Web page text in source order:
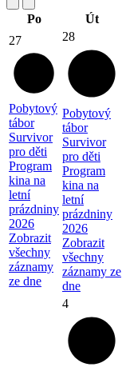
Po Út
27
Pobytový
tábor
Survivor
pro děti
Program
kina na
letní
prázdniny
2026
Zobrazit
všechny
záznamy
ze dne
28
Pobytový
tábor
Survivor
pro děti
Program
kina na
letní
prázdniny
2026
Zobrazit
všechny
záznamy ze
dne
4